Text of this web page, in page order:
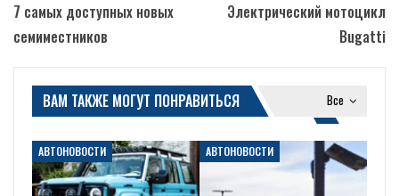
7 самых доступных новых
семиместников
Электрический мотоцикл
Bugatti
Все
ВАМ ТАКЖЕ МОГУТ ПОНРАВИТЬСЯ
АВТОНОВОСТИ АВТОНОВОСТИ